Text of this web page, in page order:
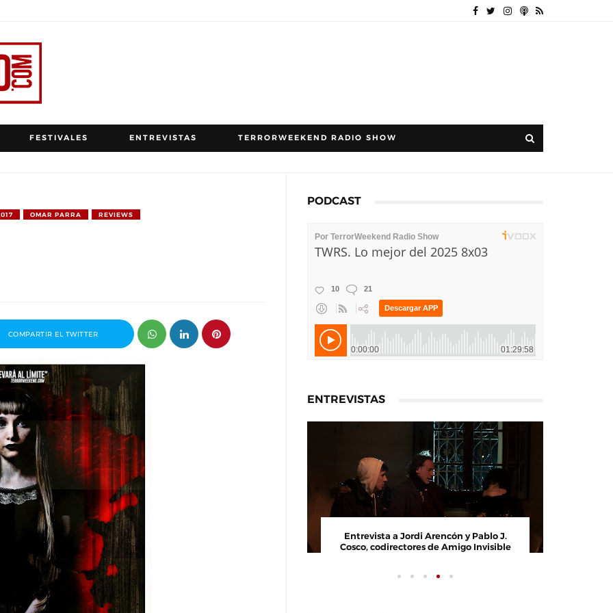
FESTIVALES ENTREVISTAS TERRORWEEKEND RADIO SHOW
OMAR PARRA REVIEWS
COMPARTIR EL TWITTER
PODCAST
ENTREVISTAS
Entrevista a Paco Arasanz, director y
guionista de Nos Veremos Esta Noche,
Entrevista a Javier Rueda, organizador
2026